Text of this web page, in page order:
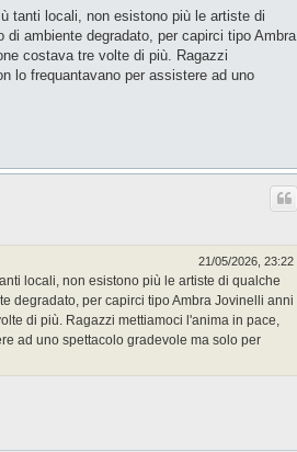
tanti locali, non esistono più le artiste di
ambiente degradato, per capirci tipo Ambra
costava tre volte di più. Ragazzi
lo frequantavano per assistere ad uno
21/05/2026, 23:22
locali, non esistono più le artiste di qualche
degradato, per capirci tipo Ambra Jovinelli anni
di più. Ragazzi mettiamoci l'anima in pace,
ad uno spettacolo gradevole ma solo per